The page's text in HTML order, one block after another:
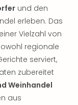
und den
erleben. Das
Vielzahl von
regionale
serviert,
zubereitet
Weinhandel
aus